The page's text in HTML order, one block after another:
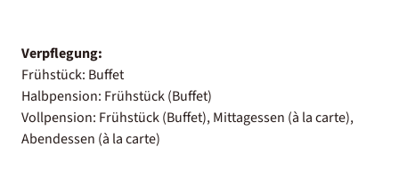
Verpflegung:
Frühstück: Buffet
Halbpension: Frühstück (Buffet)
Vollpension: Frühstück (Buffet), Mittagessen (à la carte),
Abendessen (à la carte)